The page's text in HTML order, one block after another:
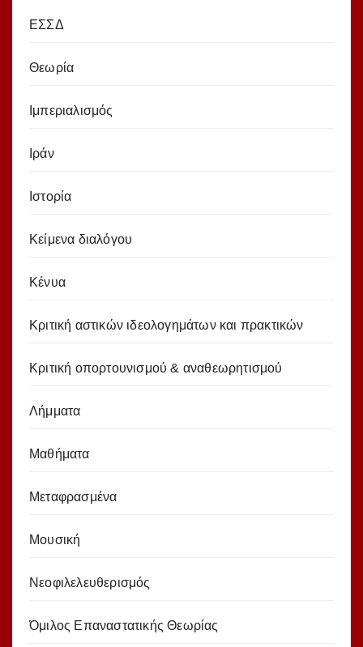
ΕΣΣΔ
Θεωρία
Ιμπεριαλισμός
Ιράν
Ιστορία
Κείμενα διαλόγου
Κένυα
Κριτική αστικών ιδεολογημάτων και πρακτικών
Κριτική οπορτουνισμού & αναθεωρητισμού
Λήμματα
Μαθήματα
Μεταφρασμένα
Μουσική
Νεοφιλελευθερισμός
Όμιλος Επαναστατικής Θεωρίας